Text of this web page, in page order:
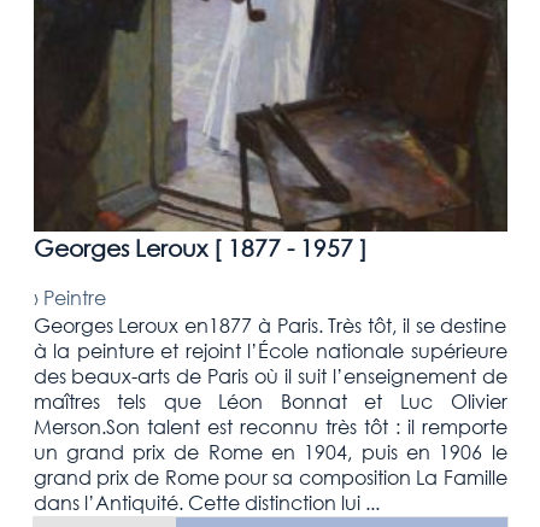
Georges Leroux [ 1877 - 1957]
› Peintre
Georges Leroux en1877 à Paris. Très tôt, il se destine
à la peinture et rejoint l’École nationale supérieure
des beaux-arts de Paris où il suit l’enseignement de
maîtres tels que Léon Bonnat et Luc Olivier
Merson.Son talent est reconnu très tôt : il remporte
un grand prix de Rome en 1904, puis en 1906 le
grand prix de Rome pour sa composition La Famille
dans l’Antiquité. Cette distinction lui ...